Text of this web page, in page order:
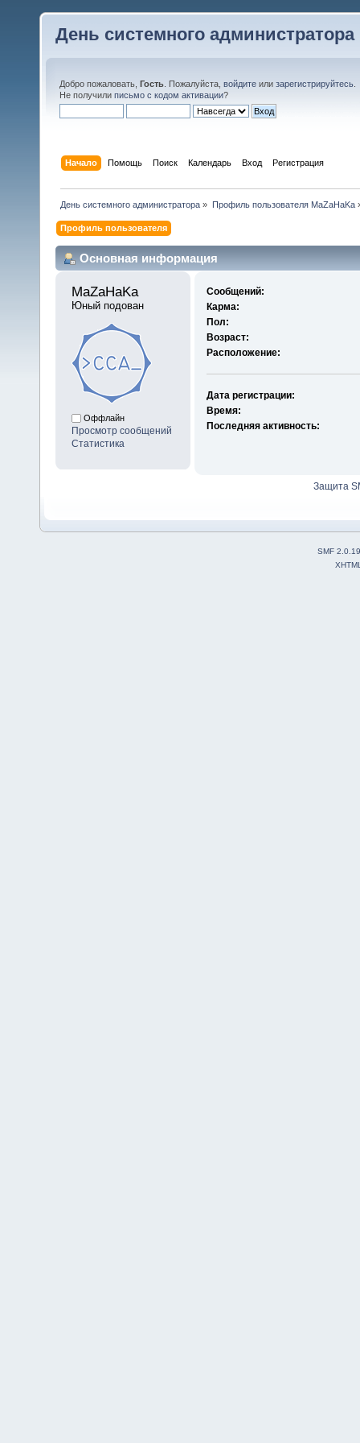
День системного администратора
Добро пожаловать, Гость . Пожалуйста, войдите или зарегистрируйтесь
Не получили письмо с кодом активации?
Начало Помощь Поиск Календарь Вход Регистрация
День системного администратора » Профиль пользователя MaZaHaKa
Профиль пользователя
Основная информация
MaZaHaKa
Юный подован
Оффлайн
Просмотр сообщений
Статистика
Сообщений:
Карма:
Пол:
Возраст:
Расположение:
Дата регистрации:
Время:
Последняя активность:
Защита
SMF 2.0.19